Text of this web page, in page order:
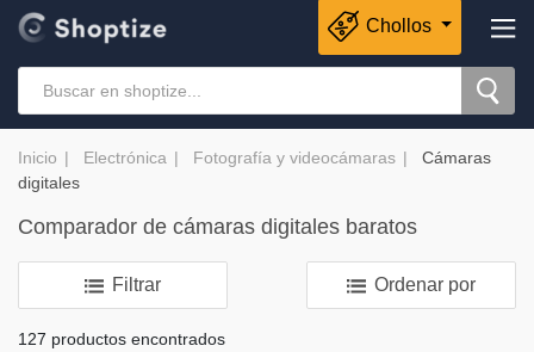
Chollos
Inicio Electrónica Fotografía y videocámaras
Cámaras
digitales
Comparador de cámaras digitales baratos
Filtrar Ordenar por
127 productos encontrados